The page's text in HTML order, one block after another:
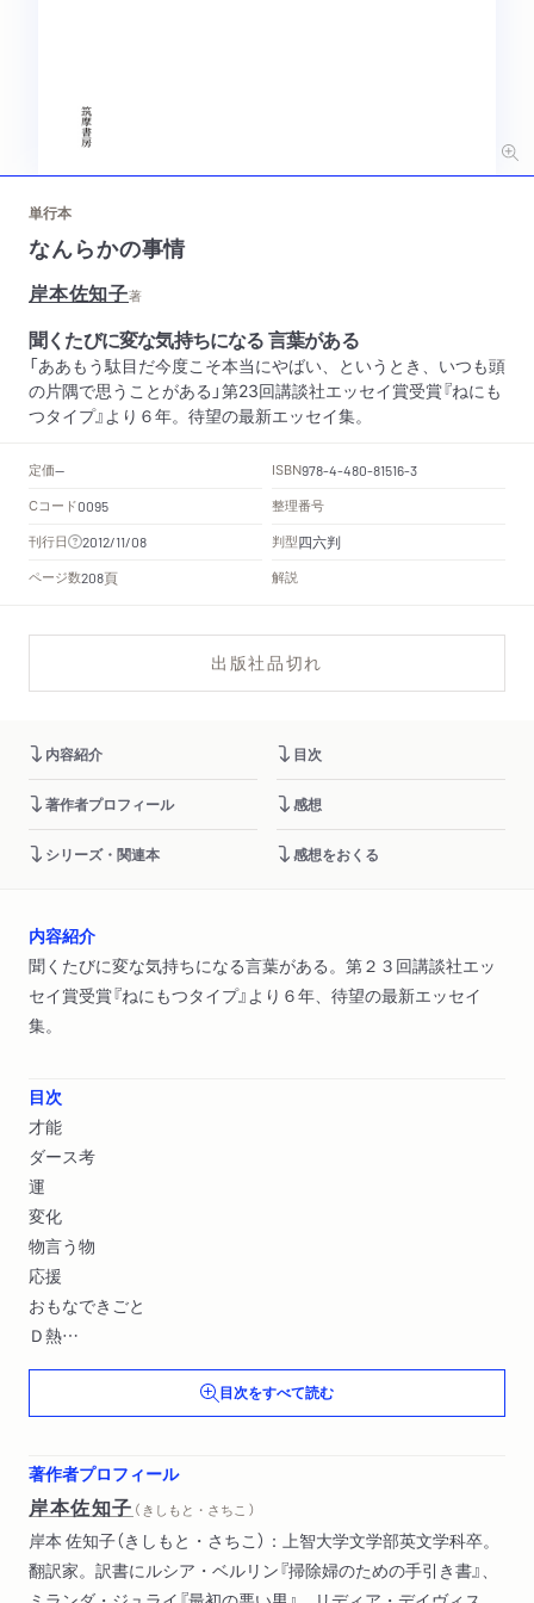
単行本
なんらかの事情
岸本佐知子著
聞くたびに変な気持ちになる 言葉がある
「ああもう駄目だ今度こそ本当にやばい、というとき、いつも頭
の片隅で思うことがある」第23回講談社エッセイ賞受賞『ねにも
つタイプ』より６年。待望の最新エッセイ集。
定価-- ISBN978-4-480-81516-3
Cコード0095
整理番号
刊行日
2012/11/08 判型四六判
ページ数208頁 解説
出版社品切れ
内容紹介 目次
著作者プロフィール 感想
シリーズ・関連本 感想をおくる
内容紹介
聞くたびに変な気持ちになる言葉がある。第２３回講談社エッ
セイ賞受賞『ねにもつタイプ』より６年、待望の最新エッセイ
集。
目次
才能
ダース考
運
変化
物言う物
応援
おもなできごと
Ｄ熱
上映
マシンの身だしなみ〔ほか〕目次をすべて読む
著作者プロフィール
岸本佐知子 （ きしもと・さちこ ）
岸本 佐知子（きしもと・さちこ）：上智大学文学部英文学科卒。
翻訳家。訳書にルシア・ベルリン『掃除婦のための手引き書』、